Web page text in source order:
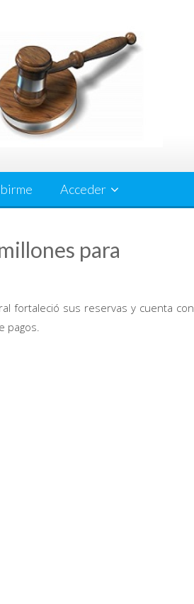
Acceder
para
fortaleció sus reservas y cuenta con
pagos.